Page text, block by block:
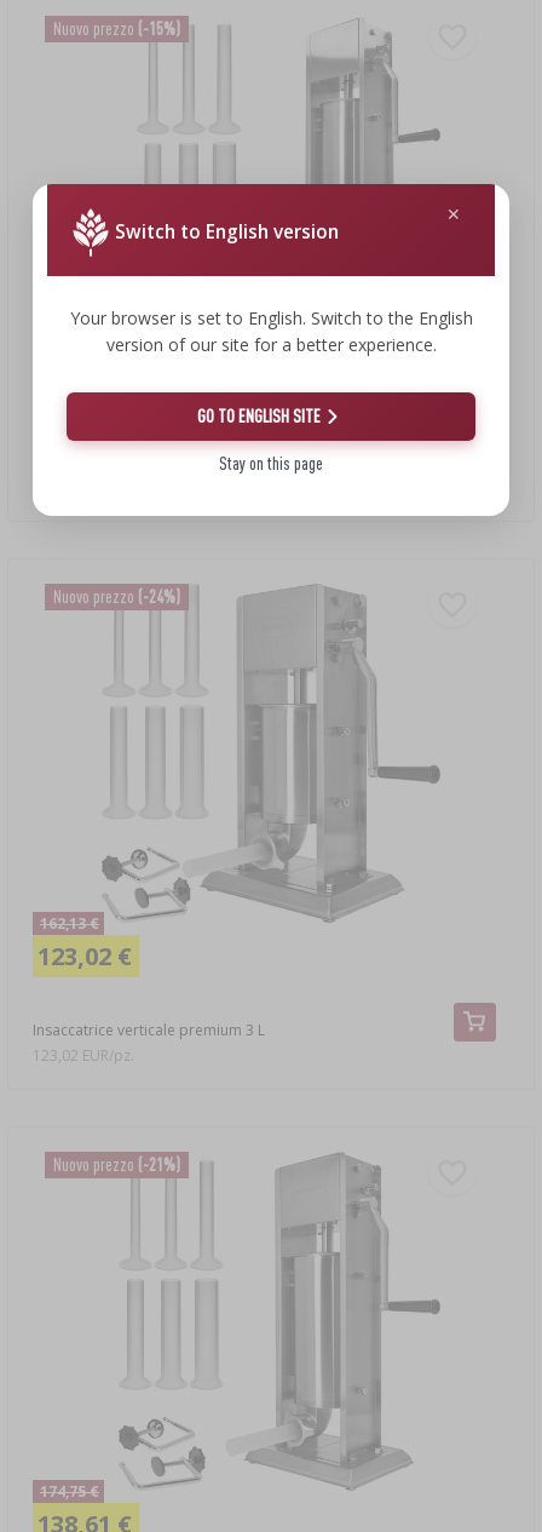
Nuovo prezzo (-15%)
Insaccatrice verticale premium, 7 L
159,90 €
Nuovo prezzo (-24%)
Insaccatrice verticale premium 3 L
162,13 €
123,02 €
123,02 EUR/pz.
Nuovo prezzo (-21%)
174,75 €
138,61 €
Switch to English version
Your browser is set to English. Switch to the English
version of our site for a better experience.
GO TO ENGLISH SITE
Stay on this page